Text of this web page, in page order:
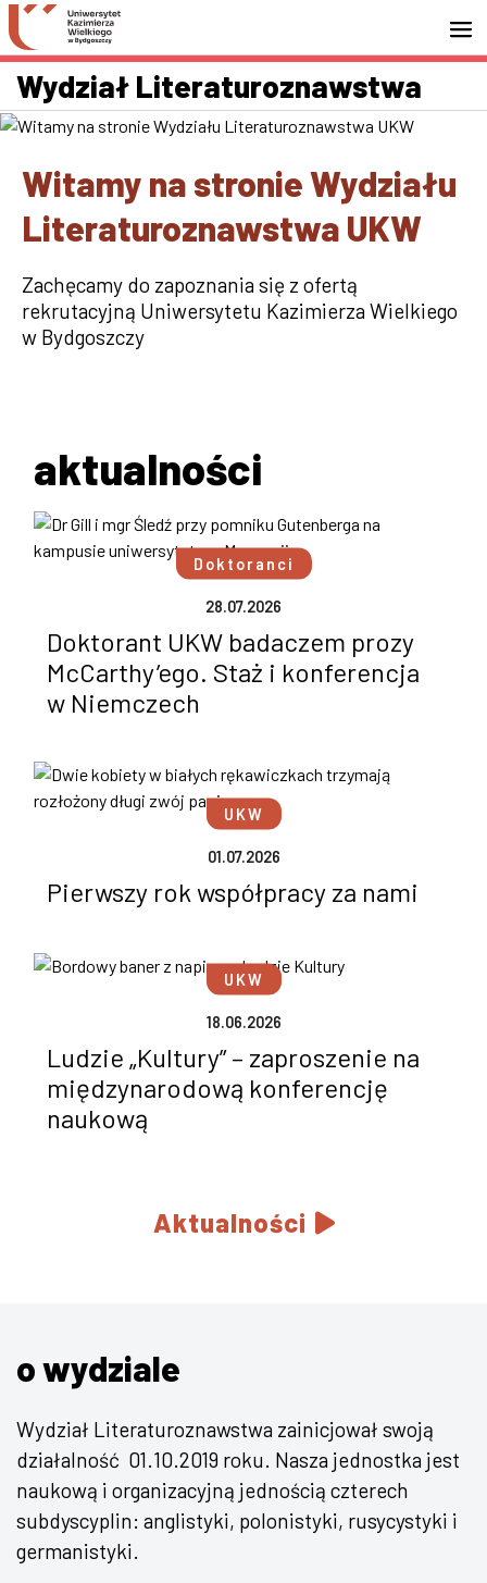
Przejdź do wyszukiwarki
Przejdź do treści
Przejdź do stopki - Kontakt
Wydział Literaturoznawstwa
Witamy na stronie Wydziału
Literaturoznawstwa UKW
Zachęcamy do zapoznania się z ofertą
rekrutacyjną Uniwersytetu Kazimierza Wielkiego
w Bydgoszczy
aktualności
Doktoranci
28.07.2026
Doktorant UKW badaczem prozy
McCarthy’ego. Staż i konferencja
w Niemczech
UKW
01.07.2026
Pierwszy rok współpracy za nami
UKW
18.06.2026
Ludzie „Kultury” – zaproszenie na
międzynarodową konferencję
naukową
Aktualności
o wydziale
Wydział Literaturoznawstwa zainicjował swoją
działalność 01.10.2019 roku. Nasza jednostka jest
naukową i organizacyjną jednością czterech
subdyscyplin: anglistyki, polonistyki, rusycystyki i
germanistyki.